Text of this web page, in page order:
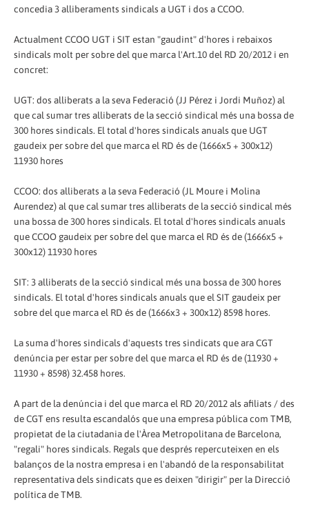
concedia 3 alliberaments sindicals a UGT i dos a CCOO.
Actualment CCOO UGT i SIT estan "gaudint" d'hores i rebaixos
sindicals molt per sobre del que marca l'Art.10 del RD 20/2012 i en
concret:
UGT: dos alliberats a la seva Federació (JJ Pérez i Jordi Muñoz) al
que cal sumar tres alliberats de la secció sindical més una bossa de
300 hores sindicals. El total d'hores sindicals anuals que UGT
gaudeix per sobre del que marca el RD és de (1666x5 + 300x12)
11930 hores
CCOO: dos alliberats a la seva Federació (JL Moure i Molina
Aurendez) al que cal sumar tres alliberats de la secció sindical més
una bossa de 300 hores sindicals. El total d'hores sindicals anuals
que CCOO gaudeix per sobre del que marca el RD és de (1666x5 +
300x12) 11930 hores
SIT: 3 alliberats de la secció sindical més una bossa de 300 hores
sindicals. El total d'hores sindicals anuals que el SIT gaudeix per
sobre del que marca el RD és de (1666x3 + 300x12) 8598 hores.
La suma d'hores sindicals d'aquests tres sindicats que ara CGT
denúncia per estar per sobre del que marca el RD és de (11930 +
11930 + 8598) 32.458 hores.
A part de la denúncia i del que marca el RD 20/2012 als afiliats / des
de CGT ens resulta escandalós que una empresa pública com TMB,
propietat de la ciutadania de l'Àrea Metropolitana de Barcelona, ​​
"regali" hores sindicals. Regals que després repercuteixen en els
balanços de la nostra empresa i en l'abandó de la responsabilitat
representativa dels sindicats que es deixen "dirigir" per la Direcció
política de TMB.